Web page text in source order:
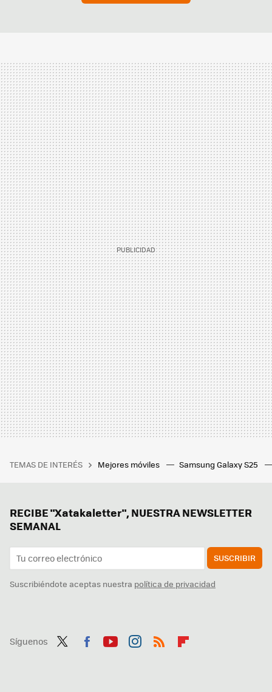
TEMAS DE INTERÉS Mejores móviles Samsung Galaxy S25
RECIBE "Xatakaletter", NUESTRA NEWSLETTER
SEMANAL
SUSCRIBIR
Suscribiéndote aceptas nuestra política de privacidad
Síguenos